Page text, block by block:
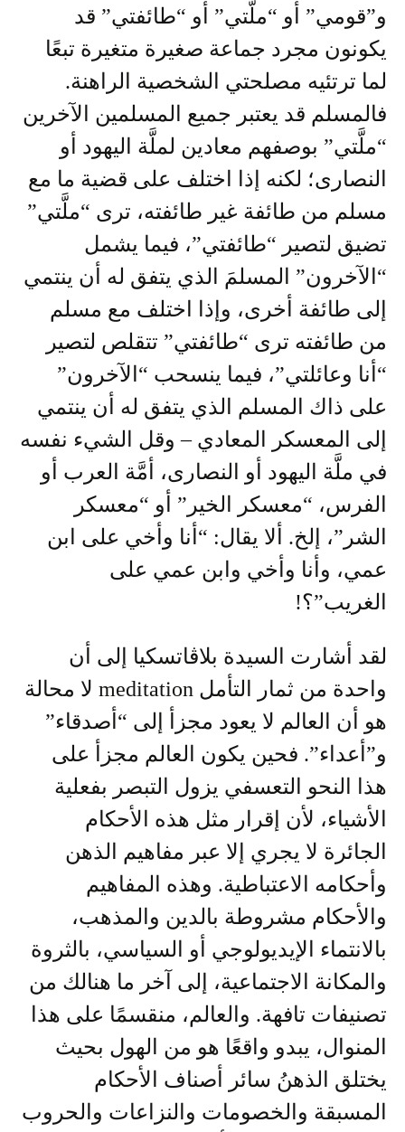
و”قومي” أو “ملَّتي” أو “طائفتي” قد
يكونون مجرد جماعة صغيرة متغيرة تبعًا
لما ترتئيه مصلحتي الشخصية الراهنة.
فالمسلم قد يعتبر جميع المسلمين الآخرين
“ملَّتي” بوصفهم معادين لملَّة اليهود أو
النصارى؛ لكنه إذا اختلف على قضية ما مع
مسلم من طائفة غير طائفته، ترى “ملَّتي”
تضيق لتصير “طائفتي”، فيما يشمل
“الآخرون” المسلمَ الذي يتفق له أن ينتمي
إلى طائفة أخرى، وإذا اختلف مع مسلم
من طائفته ترى “طائفتي” تتقلص لتصير
“أنا وعائلتي”، فيما ينسحب “الآخرون”
على ذاك المسلم الذي يتفق له أن ينتمي
إلى المعسكر المعادي – وقل الشيء نفسه
في ملَّة اليهود أو النصارى، أمَّة العرب أو
الفرس، “معسكر الخير” أو “معسكر
الشر”، إلخ. ألا يقال: “أنا وأخي على ابن
عمي، وأنا وأخي وابن عمي على
الغريب”؟!
لقد أشارت السيدة بلاڤاتسكيا إلى أن
واحدة من ثمار التأمل meditation لا محالة
هو أن العالم لا يعود مجزأ إلى “أصدقاء”
و”أعداء”. فحين يكون العالم مجزأ على
هذا النحو التعسفي يزول التبصر بفعلية
الأشياء، لأن إقرار مثل هذه الأحكام
الجائرة لا يجري إلا عبر مفاهيم الذهن
وأحكامه الاعتباطية. وهذه المفاهيم
والأحكام مشروطة بالدين والمذهب،
بالانتماء الإيديولوجي أو السياسي، بالثروة
والمكانة الاجتماعية، إلى آخر ما هنالك من
تصنيفات تافهة. والعالم، منقسمًا على هذا
المنوال، يبدو واقعًا هو من الهول بحيث
يختلق الذهنُ سائر أصناف الأحكام
المسبقة والخصومات والنزاعات والحروب